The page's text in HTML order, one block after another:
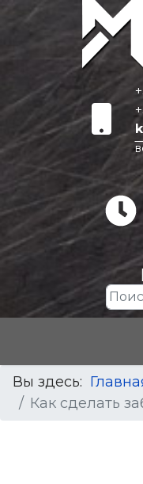
Вы здесь:
Как сделать